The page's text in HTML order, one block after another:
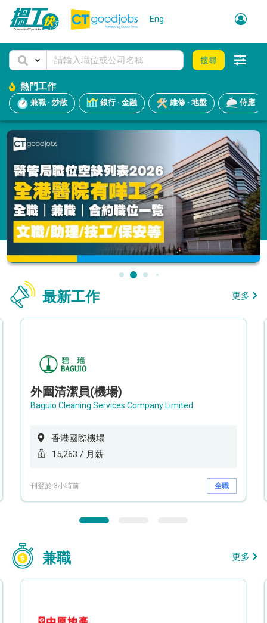
Eng
搜尋
熱門工作
兼職 · 炒散 銀行 · 金融 維修 · 地盤 侍應
最新工作 更多
外圍清潔員(機場)
Baguio Cleaning Services Company Limited
香港國際機場
15,263 / 月薪
刊登於 3小時前 全職
兼職 更多